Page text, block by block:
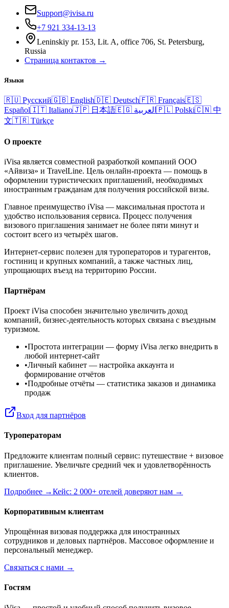
Support@ivisa.ru
+7 921 334-13-13
Leninskiy pr. 153, Lit. A, office 706, St. Petersburg,
Russia
Страница контактов →
Языки
🇷🇺 Русский🇬🇧 English🇩🇪 Deutsch🇫🇷 Français🇪🇸
Español🇮🇹 Italiano🇯🇵 日本語🇪🇬 العربية 🇵🇱 Polski🇨🇳 中
文🇹🇷 Türkçe
О проекте
iVisa является совместной разработкой компаний ООО
«Айвиза» и TravelLine. Цель онлайн-проекта — помощь в
оформлении туристических приглашений, необходимых
иностранным гражданам для получения российской визы.
Главное преимущество iVisa — максимальная простота и
удобство использования сервиса. Процесс получения
визового приглашения занимает не более пяти минут и
состоит всего из четырёх шагов.
Интернет-сервис полезен для туроператоров и турагентов,
гостиниц и крупных компаний, а также частных лиц,
упрощающих въезд на территорию России.
Партнёрам
Проект iVisa способен значительно увеличить доход
компаний, бизнес-деятельность которых связана с въездным
туризмом.
•Простота интеграции — форму iVisa легко внедрить в
любой интернет-сайт
•Личный кабинет — настройка аккаунта и
формирование отчётов
•Подробные отчёты — статистика заказов и динамика
продаж
Вход для партнёров
Туроператорам
Предложите клиентам полный сервис: путешествие + визовое
приглашение. Увеличьте средний чек и удовлетворённость
клиентов.
Подробнее →Кейс: 2 000+ отелей доверяют нам →
Корпоративным клиентам
Упрощённая визовая поддержка для иностранных
сотрудников и деловых партнёров. Массовое оформление и
персональный менеджер.
Связаться с нами →
Гостям